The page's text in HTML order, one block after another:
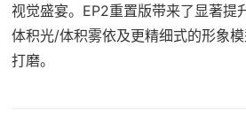
视觉盛宴。EP2重置版带来了显著提
体积光/体积雾依及更精细式的形象
打磨。